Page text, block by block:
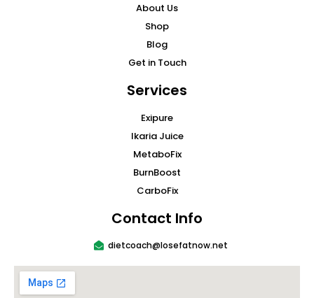
About Us
Shop
Blog
Get in Touch
Services
Exipure
Ikaria Juice
MetaboFix
BurnBoost
CarboFix
Contact Info
dietcoach@losefatnow.net